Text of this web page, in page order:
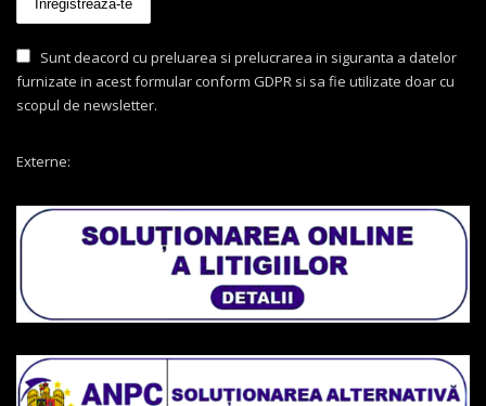
Sunt deacord cu preluarea si prelucrarea in siguranta a datelor
furnizate in acest formular conform GDPR si sa fie utilizate doar cu
scopul de newsletter.
Externe: